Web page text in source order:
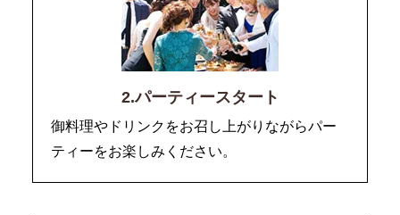
2.パーティースタート
御料理やドリンクをお召し上がりながらパー
ティーをお楽しみください。